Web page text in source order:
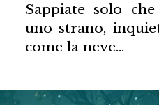
Sappiate solo
uno strano,
come la neve…